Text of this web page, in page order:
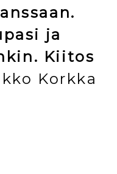
ja
Kiitos
Korkka